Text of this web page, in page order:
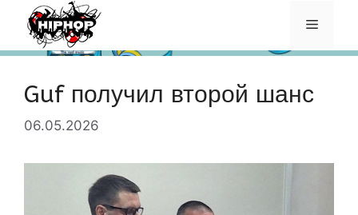
Перейти
содержимому
Меню
Guf получил второй шанс
06.05.2026